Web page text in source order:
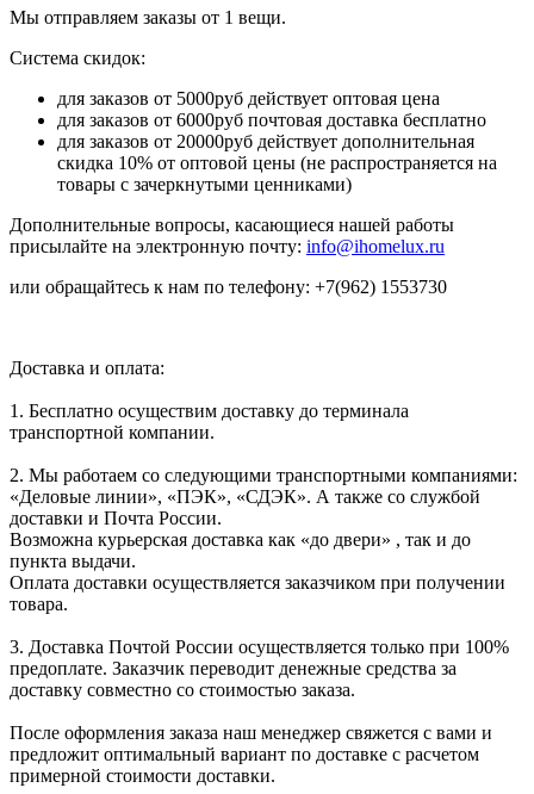
Мы отправляем заказы от 1 вещи.
Система скидок:
для заказов от 5000руб действует оптовая цена
для заказов от 6000руб почтовая доставка бесплатно
для заказов от 20000руб действует дополнительная
скидка 10% от оптовой цены (не распространяется на
товары с зачеркнутыми ценниками)
Дополнительные вопросы, касающиеся нашей работы
присылайте на электронную почту: info@ihomelux.ru
или обращайтесь к нам по телефону: +7(962) 1553730
Доставка и оплата:
1. Бесплатно осуществим доставку до терминала
транспортной компании.
2. Мы работаем со следующими транспортными компаниями:
«Деловые линии», «ПЭК», «СДЭК». А также со службой
доставки и Почта России.
Возможна курьерская доставка как «до двери» , так и до
пункта выдачи.
Оплата доставки осуществляется заказчиком при получении
товара.
3. Доставка Почтой России осуществляется только при 100%
предоплате. Заказчик переводит денежные средства за
доставку совместно со стоимостью заказа.
После оформления заказа наш менеджер свяжется с вами и
предложит оптимальный вариант по доставке с расчетом
примерной стоимости доставки.